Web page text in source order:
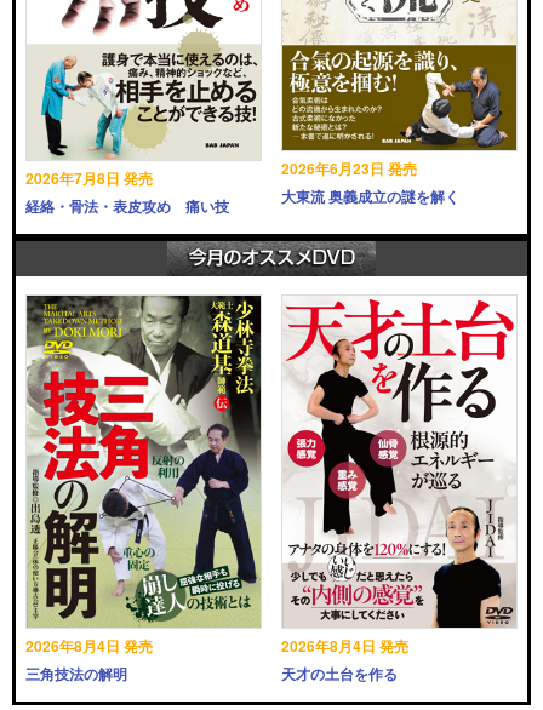
2026年7月8日 発売
経絡・骨法・表皮攻め 痛い技
2026年6月23日 発売
大東流 奥義成立の謎を解く
2026年8月4日 発売
三角技法の解明
2026年8月4日 発売
天才の土台を作る